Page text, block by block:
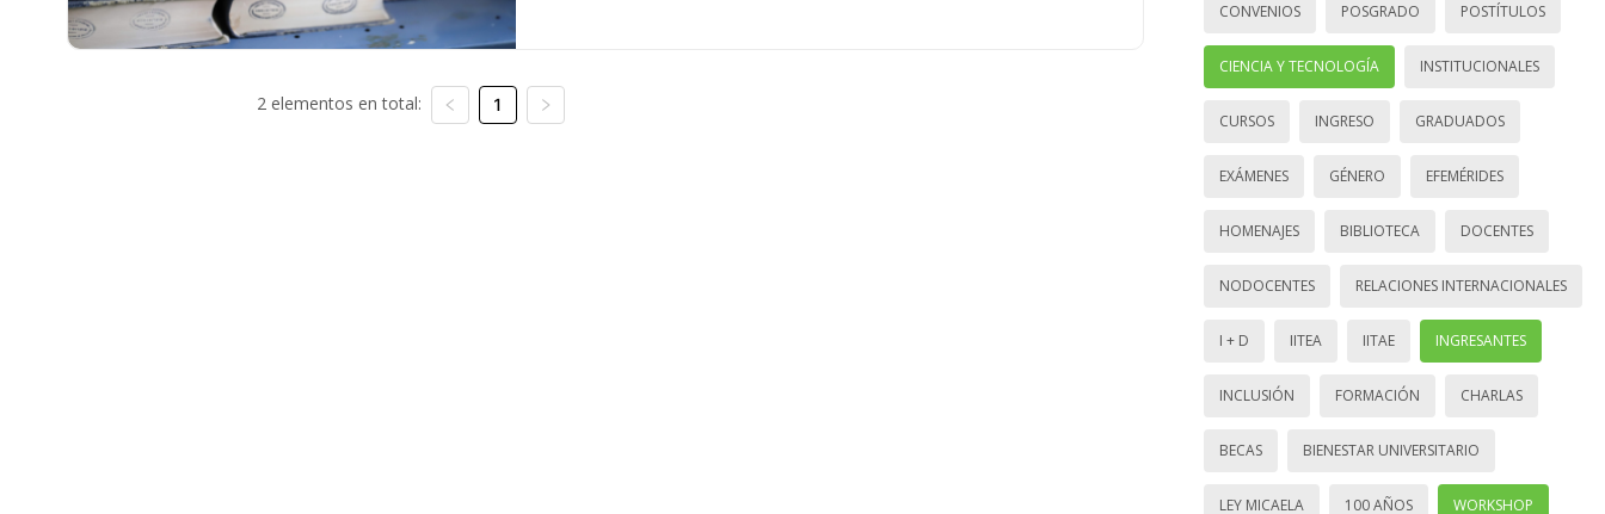
2 elementos en total: 1
CONVENIOS POSGRADO POSTÍTULOS
CIENCIA Y TECNOLOGÍA INSTITUCIONALES
CURSOS INGRESO GRADUADOS
EXÁMENES GÉNERO EFEMÉRIDES
HOMENAJES BIBLIOTECA DOCENTES
NODOCENTES RELACIONES INTERNACIONALES
I + D IITEA IITAE INGRESANTES
INCLUSIÓN FORMACIÓN CHARLAS
BECAS BIENESTAR UNIVERSITARIO
LEY MICAELA 100 AÑOS WORKSHOP